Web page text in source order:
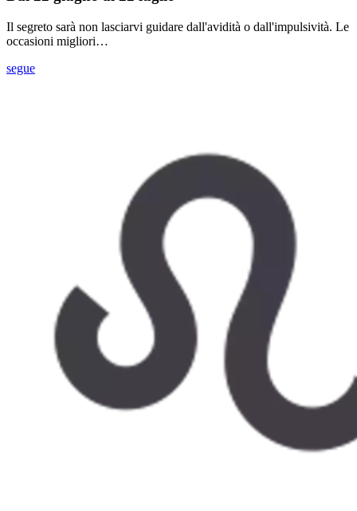
Il segreto sarà non lasciarvi guidare dall'avidità o dall'impulsività. Le
occasioni migliori…
segue